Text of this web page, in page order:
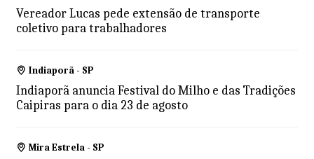
Vereador Lucas pede extensão de transporte
coletivo para trabalhadores
Indiaporã - SP
Indiaporã anuncia Festival do Milho e das Tradições
Caipiras para o dia 23 de agosto
Mira Estrela - SP